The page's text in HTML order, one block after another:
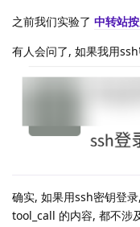
之前我们实验了 中转站
有人会问了, 如果我用
确实, 如果用ssh密钥登
tool_call 的内容, 都不涉